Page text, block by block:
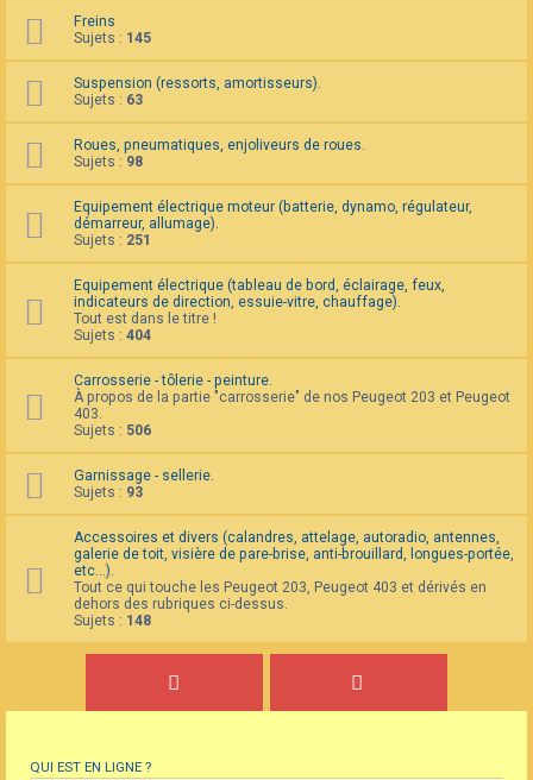
Freins
Sujets : 145
Suspension (ressorts, amortisseurs).
Sujets : 63
Roues, pneumatiques, enjoliveurs de roues.
Sujets : 98
Equipement électrique moteur (batterie, dynamo, régulateur,
démarreur, allumage).
Sujets : 251
Equipement électrique (tableau de bord, éclairage, feux,
indicateurs de direction, essuie-vitre, chauffage).
Tout est dans le titre !
Sujets : 404
Carrosserie - tôlerie - peinture.
À propos de la partie "carrosserie" de nos Peugeot 203 et Peugeot
403.
Sujets : 506
Garnissage - sellerie.
Sujets : 93
Accessoires et divers (calandres, attelage, autoradio, antennes,
galerie de toit, visière de pare-brise, anti-brouillard, longues-portée,
etc...).
Tout ce qui touche les Peugeot 203, Peugeot 403 et dérivés en
dehors des rubriques ci-dessus.
Sujets : 148
QUI EST EN LIGNE ?